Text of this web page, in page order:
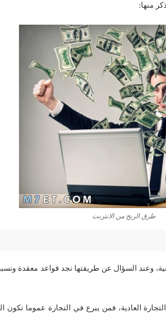
منها:
طرق الربح من الانترنت
وعند السؤال عن طريقتها نجد قواعد معقدة
العادية، فمن يبرع في التجارة عموما تكون